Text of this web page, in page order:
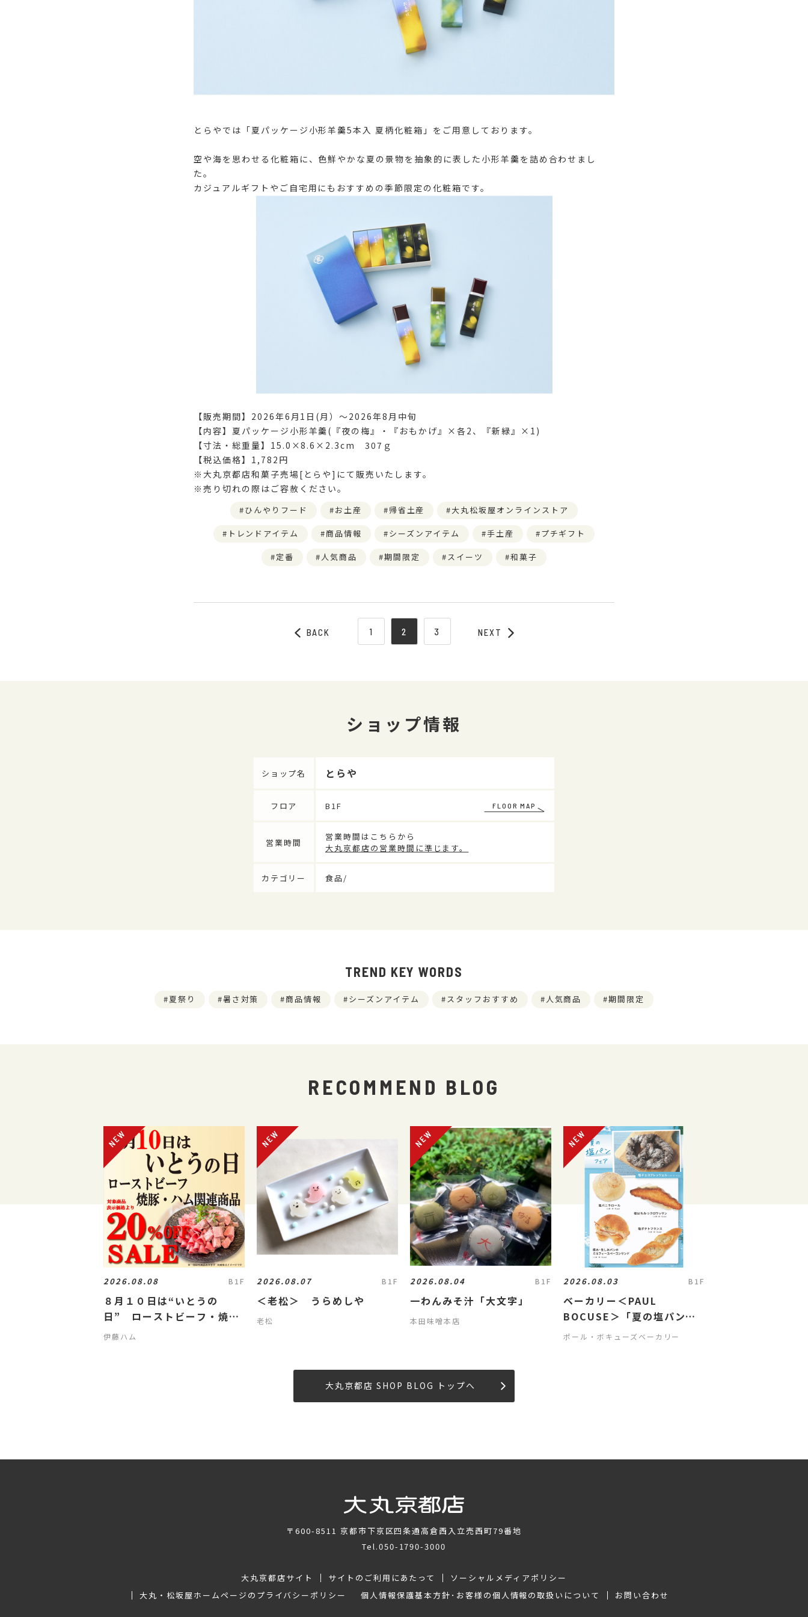
とらやでは「夏パッケージ小形羊羹5本入 夏柄化粧箱」をご用意しております。
空や海を思わせる化粧箱に、色鮮やかな夏の景物を抽象的に表した小形羊羹を詰め合わせまし
た。
カジュアルギフトやご自宅用にもおすすめの季節限定の化粧箱です。
【販売期間】2026年6月1日(月）～2026年8月中旬
【内容】夏パッケージ小形羊羹(『夜の梅』・『おもかげ』×各2、『新緑』×1)
【寸法・総重量】15.0×8.6×2.3cm 307ｇ
【税込価格】1,782円
※大丸京都店和菓子売場[とらや]にて販売いたします。
※売り切れの際はご容赦ください。
ひんやりフード お土産 帰省土産 大丸松坂屋オンラインストア
トレンドアイテム 商品情報 シーズンアイテム 手土産 プチギフト
定番 人気商品 期間限定 スイーツ 和菓子
BACK 1 2 3 NEXT
ショップ情報
ショップ名 とらや
フロア B1F FLOOR MAP
営業時間
営業時間はこちらから
大丸京都店の営業時間に準じます。
カテゴリー 食品/
TREND KEY WORDS
夏祭り 暑さ対策 商品情報 シーズンアイテム スタッフおすすめ 人気商品 期間限定
RECOMMEND BLOG
2026.08.08 B1F
８月１０日は“いとうの
日” ローストビーフ・焼
豚・ハムが２０％OFF‼
伊藤ハム
2026.08.07 B1F
＜老松＞ うらめしや
老松
2026.08.04 B1F
一わんみそ汁「大文字」
本田味噌本店
2026.08.03 B1F
ベーカリー＜PAUL
BOCUSE＞「夏の塩パンフ
ェア」＆「季節のおすすめ商
ポール・ボキューズベーカリー
大丸京都店 SHOP BLOG トップへ
〒600-8511 京都市下京区四条通高倉西入立売西町79番地
Tel.050-1790-3000
大丸京都店サイト サイトのご利用にあたって
ソーシャルメディアポリシー
大丸・松坂屋ホームページのプライバシーポリシー
個人情報保護基本方針･お客様の個人情報の取扱いについて お問い合わせ